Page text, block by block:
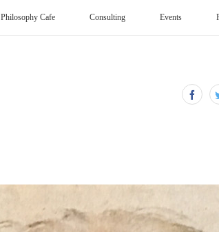
Philosophy Cafe Consulting Events